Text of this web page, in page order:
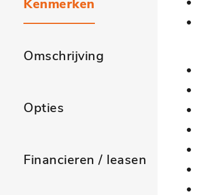
Kenmerken
Omschrijving
Opties
Financieren / leasen